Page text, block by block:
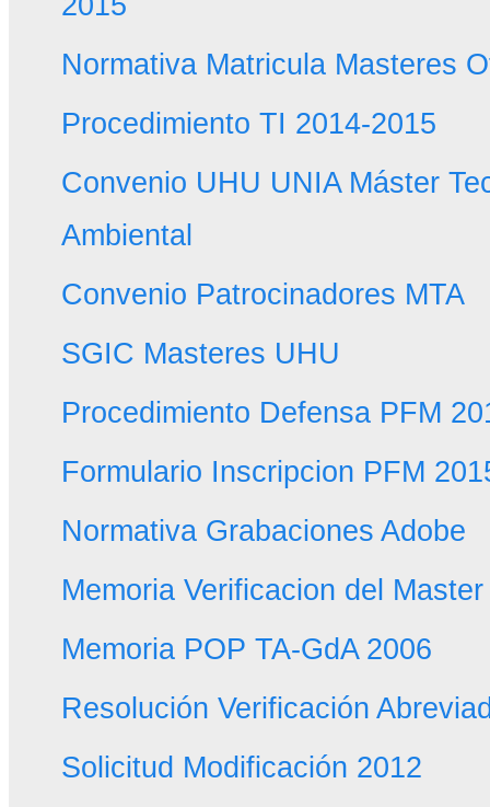
Normativa Matricula Masteres
Procedimiento TI 2014-2015
Convenio UHU UNIA Máster
Ambiental
Convenio Patrocinadores MTA
SGIC Masteres UHU
Procedimiento Defensa PFM
Formulario Inscripcion PFM
Normativa Grabaciones Adobe
Memoria Verificacion del
Memoria POP TA-GdA 2006
Resolución Verificación
Solicitud Modificación 2012